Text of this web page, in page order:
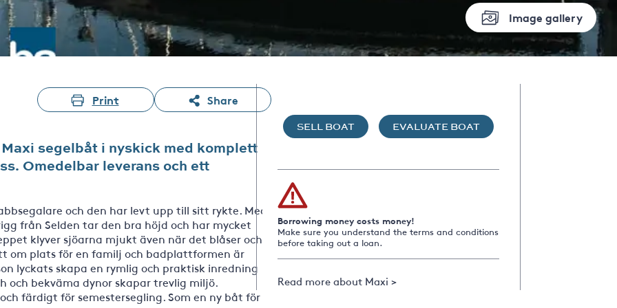
Image gallery
Print Share
segelbåt i nyskick med komplett
Omedelbar leverans och ett
och den har levt upp till sitt rykte. Med
från Selden tar den bra höjd och har mycket
klyver sjöarna mjukt även när det blåser och
om plats för en familj och badplattformen är
lyckats skapa en rymlig och praktisk inredning
och bekväma dynor skapar trevlig miljö.
färdigt för semestersegling. Som en ny båt för
SELL BOAT EVALUATE BOAT
Borrowing money costs money!
Make sure you understand the terms and conditions
before taking out a loan.
Read more about Maxi >